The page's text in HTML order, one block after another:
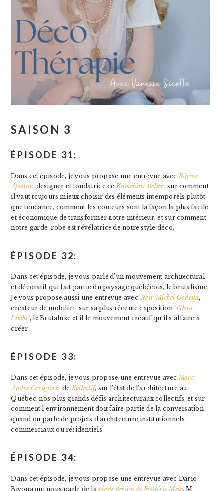
SAISON 3
ÉPISODE 31:
Dans cet épisode, je vous propose une entrevue avec Régine
Apollon, designer et fondatrice de Kaméléon Atelier, sur comment
il vaut toujours mieux choisir des éléments intemporels plutôt
que tendance, comment les couleurs sont la façon la plus facile
et économique de transformer notre intérieur, et sur comment
notre garde-robe est révélatrice de notre style déco.
ÉPISODE 32:
Dans cet épisode, je vous parle d’un mouvement architectural
et décoratif qui fait partie du paysage québécois, le brutalisme.
Je vous propose aussi une entrevue avecJean-Michel Gadoua,
créateur de mobilier, sur sa plus récente exposition “Ghost
Limbs“, le Brutaluxe et il le mouvement créatif qu’il s’affaire à
créer.
ÉPISODE 33:
Dans cet épisode, je vous propose une entrevue avec Marc-
André Carignan, de Kollectif, sur l’état de l’architecture au
Québec, nos plus grands défis architecturaux collectifs, et sur
comment l’environnement doit faire partie de la conversation
quand on parle de projets d’architecture institutionnels,
commerciaux ou résidentiels.
ÉPISODE 34:
Dans cet épisode, je vous propose une entrevue avec Dario
Bivona qui nous parle de lavie de design de Frédéric Metz. M.